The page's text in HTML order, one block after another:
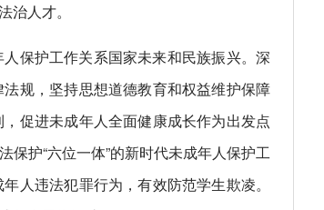
人才。
保护工作关系国家未来和民族振兴。深
规，坚持思想道德教育和权益维护保障
促进未成年人全面健康成长作为出发点
护“六位一体”的新时代未成年人保护工
人违法犯罪行为，有效防范学生欺凌。